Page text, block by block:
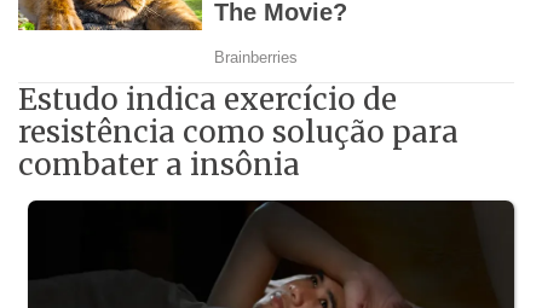
Estudo indica exercício de
resistência como solução para
combater a insônia